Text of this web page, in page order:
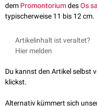
dem PromontoriumdesOs
typischerweise 11 bis 12 cm.
Artikelinhalt ist veraltet?
Hier melden
Du kannst den Artikel selbst
klickst.
Alternativ kümmert sich